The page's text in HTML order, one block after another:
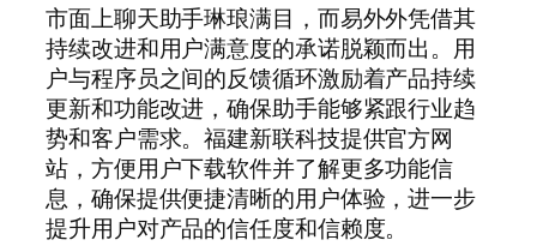
市面上聊天助手琳琅满目，而易外外凭借其
持续改进和用户满意度的承诺脱颖而出。用
户与程序员之间的反馈循环激励着产品持续
更新和功能改进，确保助手能够紧跟行业趋
势和客户需求。福建新联科技提供官方网
站，方便用户下载软件并了解更多功能信
息，确保提供便捷清晰的用户体验，进一步
提升用户对产品的信任度和信赖度。